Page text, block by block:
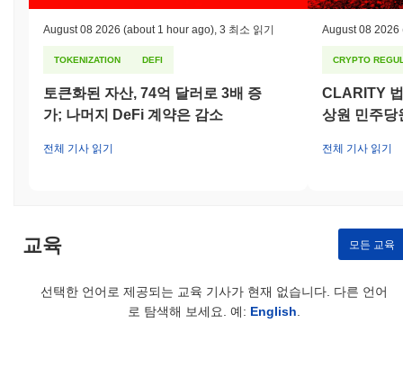
August 08 2026 (about 1 hour ago), 3 최소 읽기
TOKENIZATION DEFI
토큰화된 자산, 74억 달러로 3배 증
가; 나머지 DeFi 계약은 감소
전체 기사 읽기
August 08 2026
CRYPTO
CLARITY
상원 민주당
전체 기사 읽기
교육 모든 교육
선택한 언어로 제공되는 교육 기사가 현재 없습니다. 다른 언어
로 탐색해 보세요. 예: English.